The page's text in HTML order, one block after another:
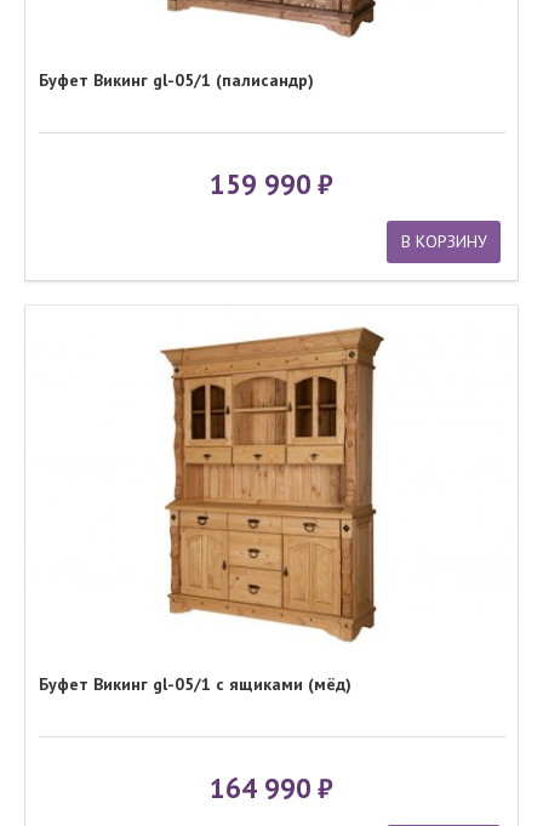
Буфет Викинг gl-05/1 (палисандр)
159 990
В КОРЗИНУ
Буфет Викинг gl-05/1 с ящиками (мёд)
164 990